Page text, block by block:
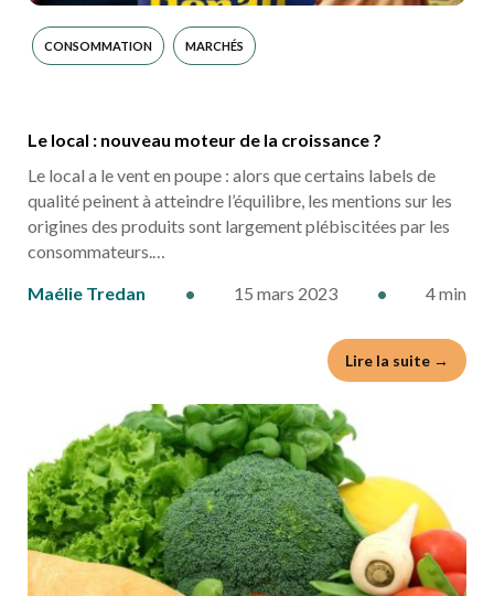
CONSOMMATION MARCHÉS
Le local : nouveau moteur de la croissance ?
Le local a le vent en poupe : alors que certains labels de
qualité peinent à atteindre l’équilibre, les mentions sur les
origines des produits sont largement plébiscitées par les
consommateurs.…
Maélie Tredan
• 15 mars 2023 • 4 min
Lire la suite →